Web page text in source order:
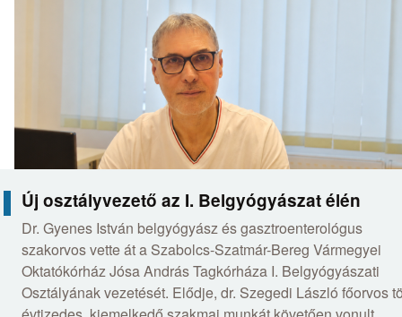
Új osztályvezető az I. Belgyógyászat élén
Dr. Gyenes István belgyógyász és gasztroenterológus
szakorvos vette át a Szabolcs-Szatmár-Bereg Vármegyei
Oktatókórház Jósa András Tagkórháza I. Belgyógyászati
Osztályának vezetését. Elődje, dr. Szegedi László főorvos